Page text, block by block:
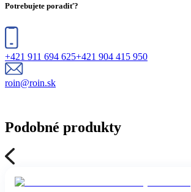
Potrebujete poradiť?
+421 911 694 625+421 904 415 950
roin@roin.sk
Podobné produkty